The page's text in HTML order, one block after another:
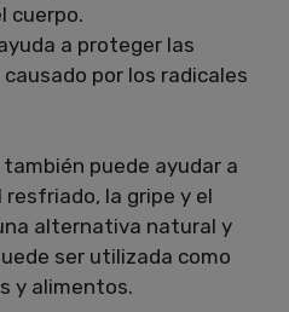
cuerpo.
a proteger las
por los radicales
puede ayudar a
la gripe y el
alternativa natural y
ser utilizada como
y alimentos.